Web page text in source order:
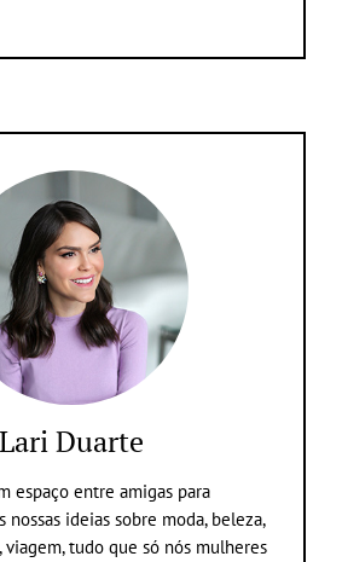
Lari Duarte
espaço entre amigas para
nossas ideias sobre moda, beleza,
tudo que só nós mulheres